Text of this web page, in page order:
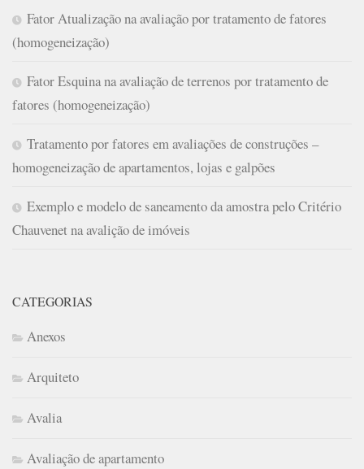
Fator Atualização na avaliação por tratamento de fatores
(homogeneização)
Fator Esquina na avaliação de terrenos por tratamento de
fatores (homogeneização)
Tratamento por fatores em avaliações de construções –
homogeneização de apartamentos, lojas e galpões
Exemplo e modelo de saneamento da amostra pelo Critério
Chauvenet na avalição de imóveis
CATEGORIAS
Anexos
Arquiteto
Avalia
Avaliação de apartamento